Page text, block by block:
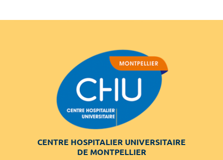
CENTRE HOSPITALIER UNIVERSITAIRE
DE MONTPELLIER